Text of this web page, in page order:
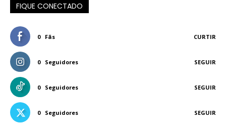
FIQUE CONECTADO
0 Fãs CURTIR
0 Seguidores SEGUIR
0 Seguidores SEGUIR
0 Seguidores SEGUIR